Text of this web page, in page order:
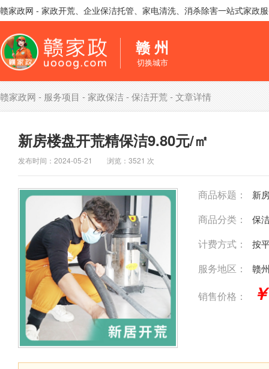
赣家政网 - 家政开荒、企业保洁托管、家电清洗、消杀除害一站式家政
赣 州
切换城市
赣家政网-服务项目-家政保洁-保洁开荒- 文章详情
新房楼盘开荒精保洁9.80元/㎡
发布时间：2024-05-21 浏览：3521 次
商品标题： 新
商品分类： 保
计费方式： 按
服务地区： 赣
销售价格： ￥